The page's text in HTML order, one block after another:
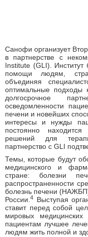
Санофи организует
в партнерстве с
Institute (GLI).
помощи людям,
объединяя
оптимальные
долгосрочное
осведомленности
печени и новейших
интересы и нужды
постоянно
решений для
партнерство с GLI
Темы, которые будут
медицинского и
стране: болезни
распространенности
болезнь печени
России. 4
Выступая
ставит перед собой
мировых медицинских
пациентам лучшее
людям жить полной и